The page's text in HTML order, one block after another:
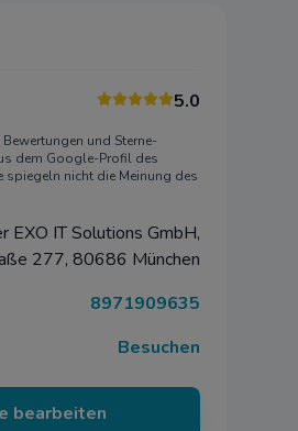
5.0
und Sterne-
dem Google-Profil des
spiegeln nicht die Meinung des
EXO IT Solutions GmbH,
277, 80686 München
8971909635
Besuchen
bearbeiten